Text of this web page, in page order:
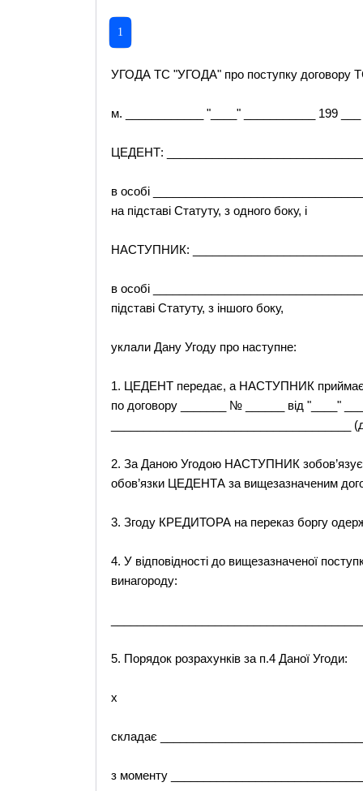
1
УГОДА TC "УГОДА" про поступку договору
м. ____________ "____" ___________ 199 ___
ЦЕДЕНТ:
в особі
на підставі Статуту, з одного боку, і
НАСТУПНИК:
в особі
підставі Статуту, з іншого боку,
уклали Дану Угоду про наступне:
1. ЦЕДЕНТ передає, а НАСТУПНИК приймає
по договору _______ № ______ від "____"
2. За Даною Угодою НАСТУПНИК
обов’язки ЦЕДЕНТА за вищезазначеним
3. Згоду КРЕДИТОРА на переказ боргу
4. У відповідності до вищезазначеної
винагороду:
5. Порядок розрахунків за п.4 Даної Угоди:
x
складає
з моменту